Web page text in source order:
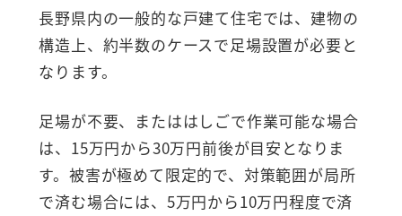
長野県内の一般的な戸建て住宅では、建物の
構造上、約半数のケースで足場設置が必要と
なります。
足場が不要、またははしごで作業可能な場合
は、15万円から30万円前後が目安となりま
す。被害が極めて限定的で、対策範囲が局所
で済む場合には、5万円から10万円程度で済